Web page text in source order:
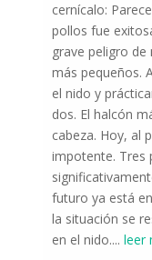
cernícalo:
pollos fue
grave peligro
más pequeños.
el nido y
dos. El halcón
cabeza. Hoy, al
impotente. Tres
futuro ya está
la situación se
en el nido.... leer